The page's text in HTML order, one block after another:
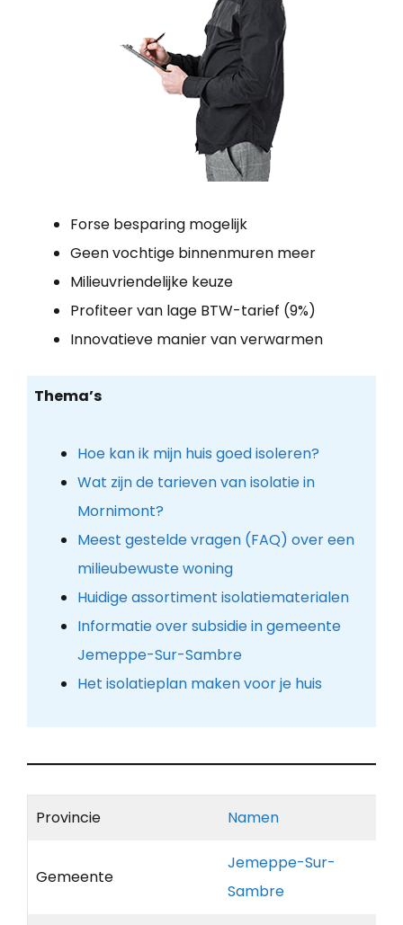
Forse besparing mogelijk
Geen vochtige binnenmuren meer
Milieuvriendelijke keuze
Profiteer van lage BTW-tarief (9%)
Innovatieve manier van verwarmen
Thema’s
Hoe kan ik mijn huis goed isoleren?
Wat zijn de tarieven van isolatie in
Mornimont?
Meest gestelde vragen (FAQ) over een
milieubewuste woning
Huidige assortiment isolatiematerialen
Informatie over subsidie in gemeente
Jemeppe-Sur-Sambre
Het isolatieplan maken voor je huis
Provincie Namen
Gemeente
Jemeppe-Sur-
Sambre